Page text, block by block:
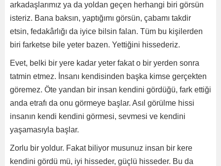
arkadaşlarımız ya da yoldan geçen herhangi biri görsün
isteriz. Bana baksın, yaptığımı görsün, çabamı takdir
etsin, fedakârlığı da iyice bilsin falan. Tüm bu kişilerden
biri farketse bile yeter bazen. Yettiğini hissederiz.
Evet, belki bir yere kadar yeter fakat o bir yerden sonra
tatmin etmez. İnsanı kendisinden başka kimse gerçekten
göremez. Öte yandan bir insan kendini gördüğü, fark ettiği
anda etrafı da onu görmeye başlar. Asıl görülme hissi
insanın kendi kendini görmesi, sevmesi ve kendini
yaşamasıyla başlar.
Zorlu bir yoldur. Fakat biliyor musunuz insan bir kere
kendini gördü mü, iyi hisseder, güçlü hisseder. Bu da